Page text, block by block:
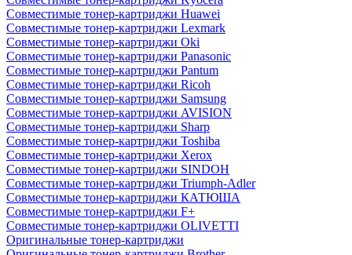
Совместимые тонер-картриджи Huawei
Совместимые тонер-картриджи Lexmark
Совместимые тонер-картриджи Oki
Совместимые тонер-картриджи Panasonic
Совместимые тонер-картриджи Pantum
Совместимые тонер-картриджи Ricoh
Совместимые тонер-картриджи Samsung
Совместимые тонер-картриджи AVISION
Совместимые тонер-картриджи Sharp
Совместимые тонер-картриджи Toshiba
Совместимые тонер-картриджи Xerox
Совместимые тонер-картриджи SINDOH
Совместимые тонер-картриджи Triumph-Adler
Совместимые тонер-картриджи КАТЮША
Совместимые тонер-картриджи F+
Совместимые тонер-картриджи OLIVETTI
Оригинальные тонер-картриджи